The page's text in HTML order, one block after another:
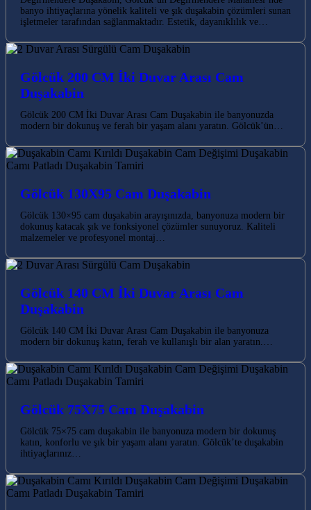
banyo ihtiyaçlarına yönelik kaliteli ve şık duşakabin çözümleri sunan
işletmeler tarafından sağlanmaktadır. Estetik, dayanıklılık ve…
Gölcük 200 CM İki Duvar Arası Cam
Duşakabin
Gölcük 200 CM İki Duvar Arası Cam Duşakabin ile banyonuzda
modern bir dokunuş ve ferah bir yaşam alanı yaratın. Gölcük’ün…
Gölcük 130X95 Cam Duşakabin
Gölcük 130×95 cam duşakabin arayışınızda, banyonuza modern bir
dokunuş katacak şık ve fonksiyonel çözümler sunuyoruz. Kaliteli
malzemeler ve profesyonel montaj…
Gölcük 140 CM İki Duvar Arası Cam
Duşakabin
Gölcük 140 CM İki Duvar Arası Cam Duşakabin ile banyonuza
modern bir dokunuş katın, ferah ve kullanışlı bir alan yaratın.…
Gölcük 75X75 Cam Duşakabin
Gölcük 75×75 cam duşakabin ile banyonuza modern bir dokunuş
katın, konforlu ve şık bir yaşam alanı yaratın. Gölcük’te duşakabin
ihtiyaçlarınız…